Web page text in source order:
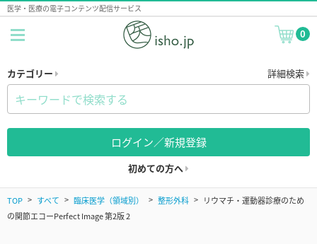
医学・医療の電子コンテンツ配信サービス
0
カテゴリー 詳細検索
ログイン／新規登録
初めての方へ
TOP すべて 臨床医学（領域別） 整形外科
リウマチ・運動器診療のため
の関節エコーPerfect Image 第2版 2